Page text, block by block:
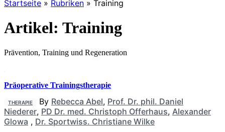
Startseite » Rubriken » Training
Artikel: Training
Prävention, Training und Regeneration
Präoperative Trainingstherapie
THERAPIE By Rebecca Abel, Prof. Dr. phil. Daniel
Niederer, PD Dr. med. Christoph Offerhaus, Alexander
Glowa , Dr. Sportwiss. Christiane Wilke